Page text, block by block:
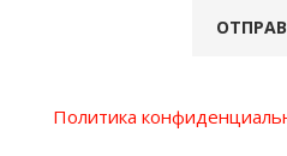
Политика